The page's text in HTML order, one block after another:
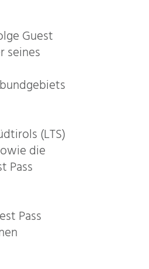
Guest
seines
(LTS)
die
Pass
Pass